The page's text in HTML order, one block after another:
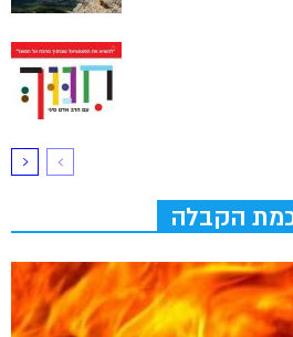
הקבלה